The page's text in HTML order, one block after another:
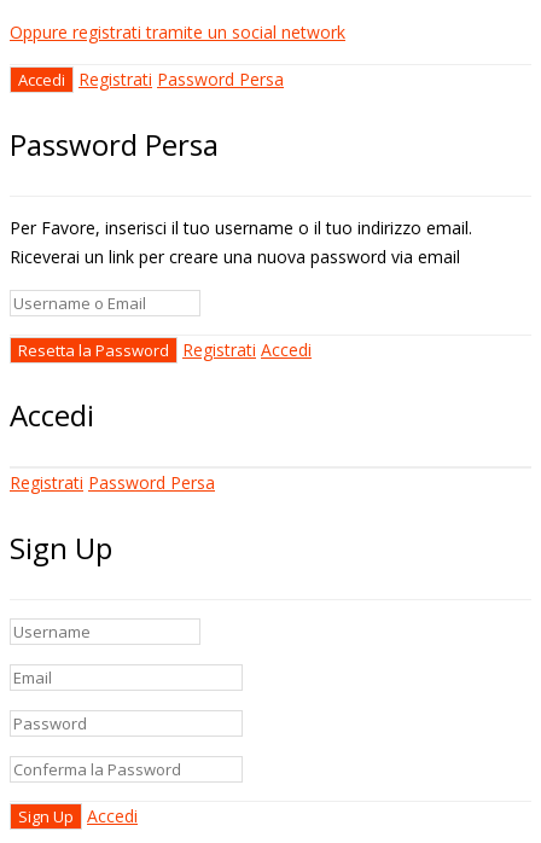
Oppure registrati tramite un social network
Registrati Password Persa
Password Persa
Per Favore, inserisci il tuo username o il tuo indirizzo email.
Riceverai un link per creare una nuova password via email
Registrati Accedi
Accedi
Registrati Password Persa
Sign Up
Accedi